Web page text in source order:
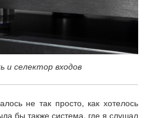
и селектор входов
не так просто, как хотелось
бы также система, где я слушал